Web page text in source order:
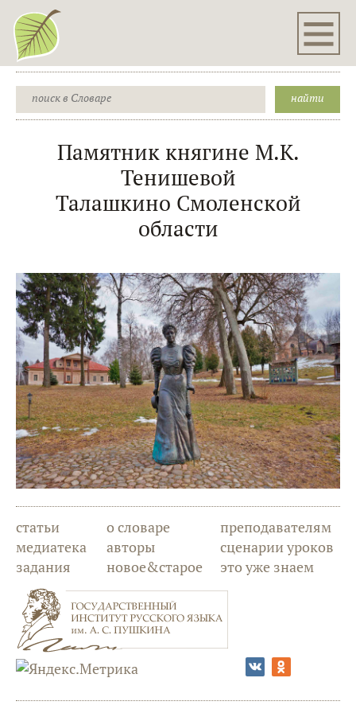
Памятник княгине М.К.
Тенишевой
Талашкино Смоленской
области
статьи
медиатека
задания
о словаре
авторы
новое&старое
преподавателям
сценарии уроков
это уже знаем